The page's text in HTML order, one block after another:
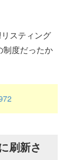
スティング
制度だったか
刷新さ